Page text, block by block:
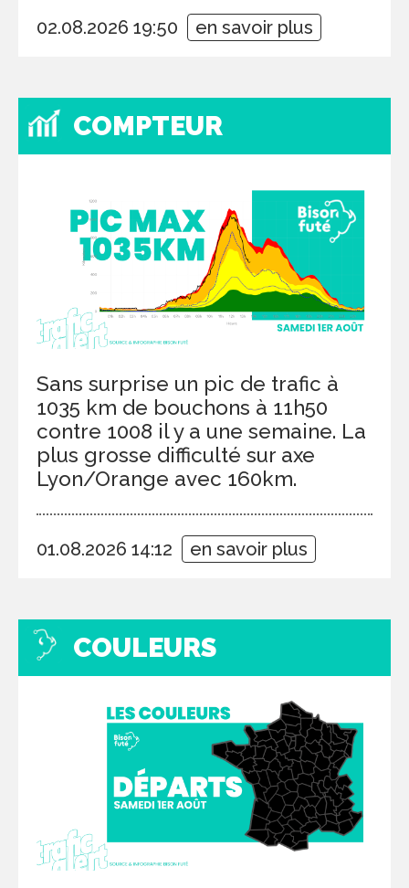
02.08.2026 19:50 en savoir plus
COMPTEUR
Sans surprise un pic de trafic à
1035 km de bouchons à 11h50
contre 1008 il y a une semaine. La
plus grosse difficulté sur axe
Lyon/Orange avec 160km.
01.08.2026 14:12 en savoir plus
COULEURS